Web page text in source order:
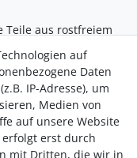
Teile aus rostfreiem
muss
weh tun
an der Holzplatte
dorthin zu bringen,
auf
Daten
IP-Adresse), um
Medien von
auf unsere Website
erst durch
mit Dritten, die wir in